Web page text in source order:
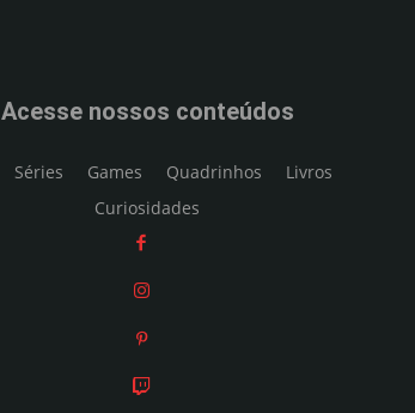
Acesse nossos conteúdos
Séries Games Quadrinhos
Livros
Curiosidades